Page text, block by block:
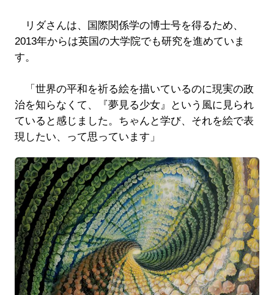
リダさんは、国際関係学の博士号を得るため、
2013年からは英国の大学院でも研究を進めていま
す。
「世界の平和を祈る絵を描いているのに現実の政
治を知らなくて、『夢見る少女』という風に見られ
ていると感じました。ちゃんと学び、それを絵で表
現したい、って思っています」